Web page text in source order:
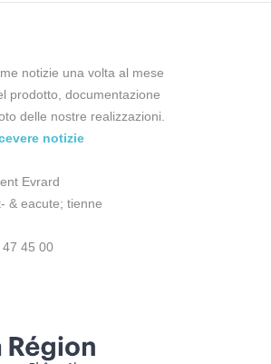
notizie una volta al mese
prodotto, documentazione
delle nostre realizzazioni.
notizie
Evrard
& eacute; tienne
45 00